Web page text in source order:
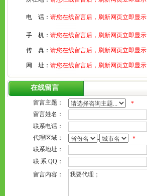
电 话： 请您在线留言后，刷新网页立即显示
手 机： 请您在线留言后，刷新网页立即显示
传 真： 请您在线留言后，刷新网页立即显示
网 址： 请您在线留言后，刷新网页立即显示
在线留言